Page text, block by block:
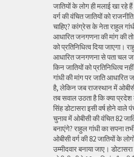
जातियों के लोग ही मलाई खा रहे
वर्ग की वंचित जातियों को
चाहिए? कांग्रेस के नेता राहुल
आधारित जनगणना की मांग की
को प्रतिनिधित्व दिया जाएगा।
आधारित जनगणना से पता चल
किन जातियों को प्रतिनिधित्व
गांधी की मांग पर जाति आधारित
है, लेकिन जब राजस्थान में ओबीसी
तब सवाल उठता है कि क्या
सिंह डोटासरा इसी वर्ष होने
चुनाव में ओबीसी की वंचित 82
बनाएंगे? राहुल गांधी का सपना
ओबीसी वर्ग की 82 जातियों के
उम्मीदवार बनाया जाए।